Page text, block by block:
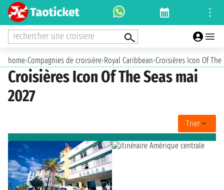
rechercher une croisiere
home›Compagnies de croisière›Royal Caribbean›Croisières Icon Of The
Croisières Icon Of The Seas mai
2027
Trier